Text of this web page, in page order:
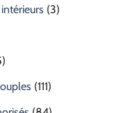
(3)
(111)